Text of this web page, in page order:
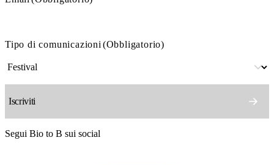
Tipo di comunicazioni (Obbligatorio)
Segui Bio to B sui social